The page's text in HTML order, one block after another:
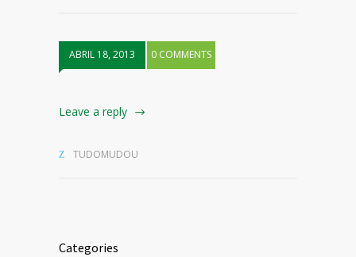
ABRIL 18, 2013 0 COMMENTS
Leave a reply
TUDOMUDOU
Categories